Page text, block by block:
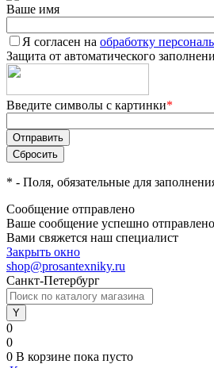
Ваше имя
Я согласен на обработку
Защита от автоматического
Введите символы с картинки*
* - Поля, обязательные для
Сообщение отправлено
Ваше сообщение успешно
Вами свяжется наш специалист
Закрыть окно
shop@prosantexniky.ru
Санкт-Петербург
0
0
0 В корзине пока пусто